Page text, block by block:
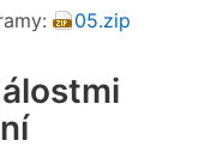
05.zip